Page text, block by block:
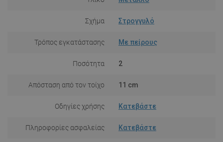
Σχήμα Στρογγυλό
Τρόπος εγκατάστασης Με πείρους
Ποσότητα 2
Απόσταση από τον τοίχο 11 cm
Οδηγίες χρήσης Κατεβάστε
Πληροφορίες ασφαλείας Κατεβάστε